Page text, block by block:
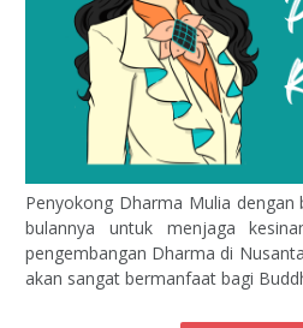
Penyokong Dharma Mulia dengan
bulannya untuk menjaga
pengembangan Dharma di
akan sangat bermanfaat bagi